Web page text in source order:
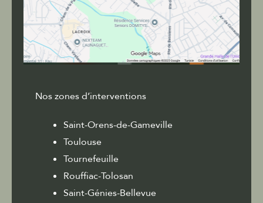
Nos zones d’interventions
Saint-Orens-de-Gameville
Toulouse
Tournefeuille
Rouffiac-Tolosan
Saint-Génies-Bellevue